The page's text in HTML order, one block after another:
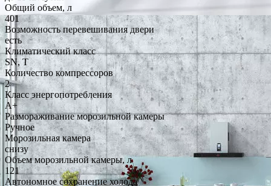
Общий объем, л
401
Возможность перевешивания двери
есть
Климатический класс
SN, T
Количество компрессоров
2
Класс энергопотребления
A+
Размораживание морозильной камеры
Ручное
Морозильная камера
снизу
Объем морозильной камеры, л
121
Автономное сохранение холода